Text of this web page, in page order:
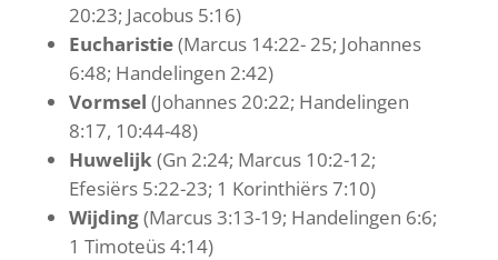
20:23; Jacobus 5:16)
Eucharistie(Marcus 14:22- 25; Johannes
6:48; Handelingen 2:42)
Vormsel (Johannes 20:22; Handelingen
8:17, 10:44-48)
Huwelijk(Gn 2:24; Marcus 10:2-12;
Efesiërs 5:22-23; 1 Korinthiërs 7:10)
Wijding(Marcus 3:13-19; Handelingen 6:6;
1 Timoteüs 4:14)